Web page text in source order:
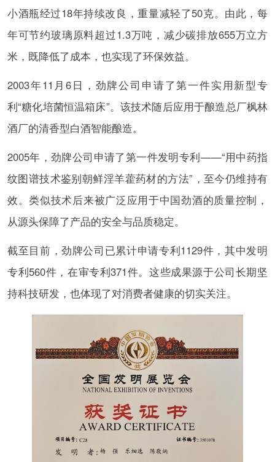
小酒瓶经过18年持续改良，重量减轻了50克。由此，每
年可节约玻璃原料超过1.3万吨，减少碳排放655万立方
米，既降低了成本，也实现了环保效益。
2003年11月6日，劲牌公司申请了第一件实用新型专
利“糖化培菌恒温箱床”。该技术随后应用于酿造总厂枫林
酒厂的清香型白酒智能酿造。
2005年，劲牌公司申请了第一件发明专利——“用中药指
纹图谱技术鉴别朝鲜淫羊藿药材的方法”，至今仍维持有
效。类似技术后来被广泛应用于中国劲酒的质量控制，
从源头保障了产品的安全与品质稳定。
截至目前，劲牌公司已累计申请专利1129件，其中发明
专利560件，在审专利371件。这些成果源于公司长期坚
持科技研发，也体现了对消费者健康的切实关注。